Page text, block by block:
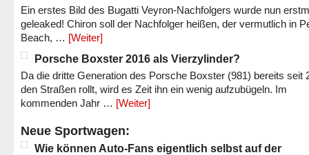
Ein erstes Bild des Bugatti Veyron-Nachfolgers wurde nun
geleaked! Chiron soll der Nachfolger heißen, der vermutlich in
Beach, … [Weiter]
Porsche Boxster 2016 als Vierzylinder?
Da die dritte Generation des Porsche Boxster (981) bereits seit
den Straßen rollt, wird es Zeit ihn ein wenig aufzubügeln. Im
kommenden Jahr … [Weiter]
Neue Sportwagen:
Wie können Auto-Fans eigentlich selbst auf der